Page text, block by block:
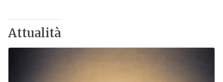
Attualità